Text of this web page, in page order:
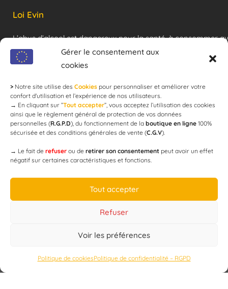
Gérer le consentement aux
cookies
> Notre site utilise des Cookies pour personnaliser et améliorer votre
confort d'utilisation et l’expérience de nos utilisateurs.
→ En cliquant sur ”Tout accepter”, vous acceptez l’utilisation des cookies
ainsi que le règlement général de protection de vos données
personnelles (R.G.P.D), du fonctionnement de la boutique en ligne 100%
sécurisée et des conditions générales de vente (C.G.V).
→ Le fait de refuser ou de retirer son consentement peut avoir un effet
négatif sur certaines caractéristiques et fonctions.
Tout accepter
Refuser
Voir les préférences
Politique de cookiesPolitique de confidentialité – RGPD
Loi Evin
L’abus d’alcool est dangereux pour la santé, à consommer
modération !
Newsletter
email
Designed byWEB3-DESIGN
CopyrightCAP’C2019